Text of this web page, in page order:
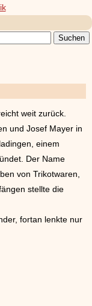
weit zurück.
und Josef Mayer in
einem
Der Name
von Trikotwaren,
stellte die
fortan lenkte nur